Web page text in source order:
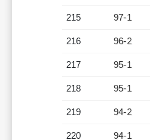
215 97-1
216 96-2
217 95-1
218 95-1
219 94-2
220 94-1